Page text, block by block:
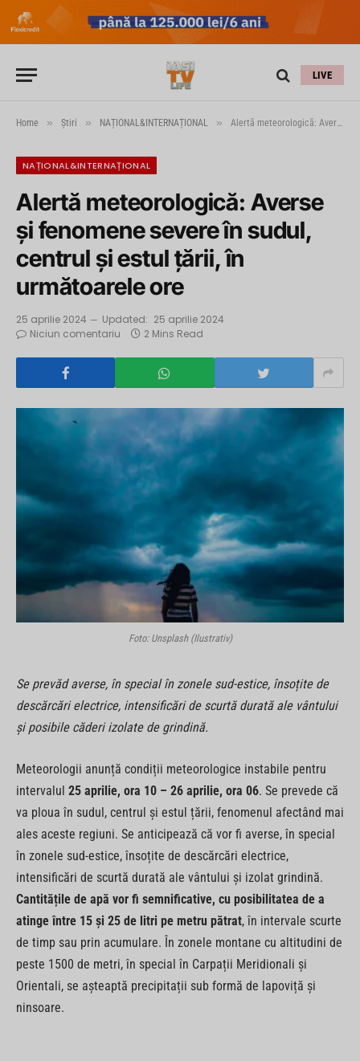
LIVE
Home » Știri » NAȚIONAL&INTERNAȚIONAL » Alertă meteorologică: Averse și fenomene severe în sudul, centrul și estul țării, în următoarele ore
NAȚIONAL&INTERNAȚIONAL
Alertă meteorologică: Averse
și fenomene severe în sudul,
centrul și estul țării, în
următoarele ore
25 aprilie 2024 Updated: 25 aprilie 2024
Niciun comentariu
2 Mins Read
Foto: Unsplash (Ilustrativ)
Se prevăd averse, în special în zonele sud-estice, însoțite de
descărcări electrice, intensificări de scurtă durată ale vântului
și posibile căderi izolate de grindină.
Meteorologii anunță condiții meteorologice instabile pentru
intervalul 25 aprilie, ora 10 – 26 aprilie, ora 06. Se prevede că
va ploua în sudul, centrul și estul țării, fenomenul afectând mai
ales aceste regiuni. Se anticipează că vor fi averse, în special
în zonele sud-estice, însoțite de descărcări electrice,
intensificări de scurtă durată ale vântului și izolat grindină.
Cantitățile de apă vor fi semnificative, cu posibilitatea de a
atinge între 15 și 25 de litri pe metru pătrat, în intervale scurte
de timp sau prin acumulare. În zonele montane cu altitudini de
peste 1500 de metri, în special în Carpații Meridionali și
Orientali, se așteaptă precipitații sub formă de lapoviță și
ninsoare.